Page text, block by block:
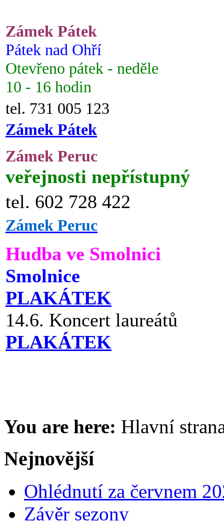
Zámek Pátek
Pátek nad Ohří
Otevřeno pátek - neděle
10 - 16 hodin
tel. 731 005 123
Zámek Pátek
Zámek Peruc
veřejnosti nepřístupný
tel. 602 728 422
Zámek Peruc
Hudba ve Smolnici
Smolnice
PLAKÁTEK
14.6. Koncert laureátů
PLAKÁTEK
You are here: Hlavní
Nejnovější
Ohlédnutí za červnem
Závěr sezony